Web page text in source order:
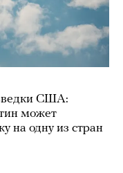
США:
может
на одну из стран